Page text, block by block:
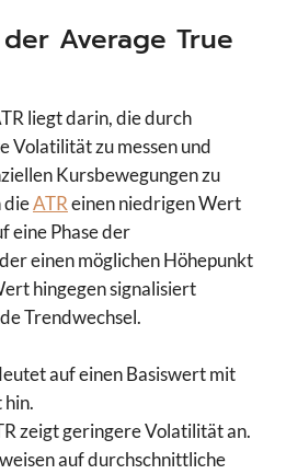
Average True
liegt darin, die durch
Volatilität zu messen und
Kursbewegungen zu
dieATReinen niedrigen Wert
eine Phase der
einen möglichen Höhepunkt
hingegen signalisiert
Trendwechsel.
auf einen Basiswert mit
zeigt geringere Volatilität an.
auf durchschnittliche